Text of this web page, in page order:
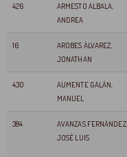
426
ARMESTO ALBALA,
ANDREA
16
AROBES ÁLVAREZ,
JONATHAN
430
AUMENTE GALÁN,
MANUEL
384
AVANZAS FERNÁNDEZ,
JOSÉ LUIS